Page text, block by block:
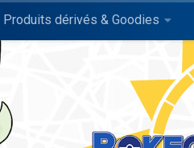
Produits dérivés & Goodies